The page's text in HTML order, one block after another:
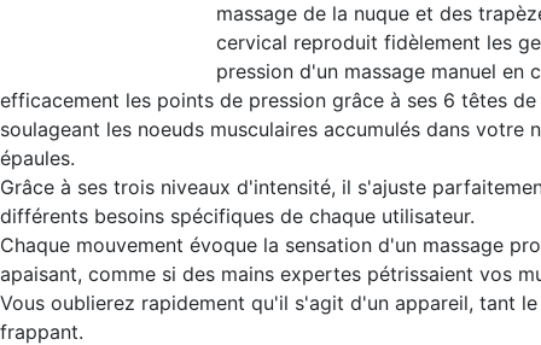
massage de la nuque et des
cervical reproduit fidèlement les
pression d'un massage manuel en
efficacement les points de pression grâce à ses 6 têtes de
soulageant les noeuds musculaires accumulés dans votre
épaules.
Grâce à ses trois niveaux d'intensité, il s'ajuste
différents besoins spécifiques de chaque utilisateur.
Chaque mouvement évoque la sensation d'un massage
apaisant, comme si des mains expertes pétrissaient vos
Vous oublierez rapidement qu'il s'agit d'un appareil, tant
frappant.